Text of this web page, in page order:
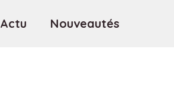
Actu Nouveautés